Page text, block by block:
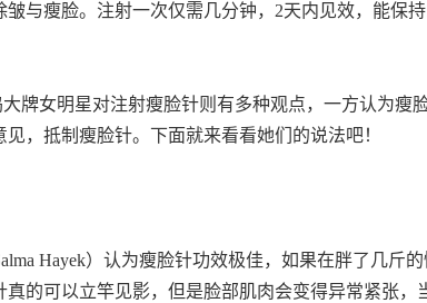
皱与瘦脸。注射一次仅需几分钟，2天内见效，能保
女明星对注射瘦脸针则有多种观点，一方认为瘦
，抵制瘦脸针。下面就来看看她们的说法吧！
Hayek）认为瘦脸针功效极佳，如果在胖了几斤
真的可以立竿见影，但是脸部肌肉会变得异常紧张，